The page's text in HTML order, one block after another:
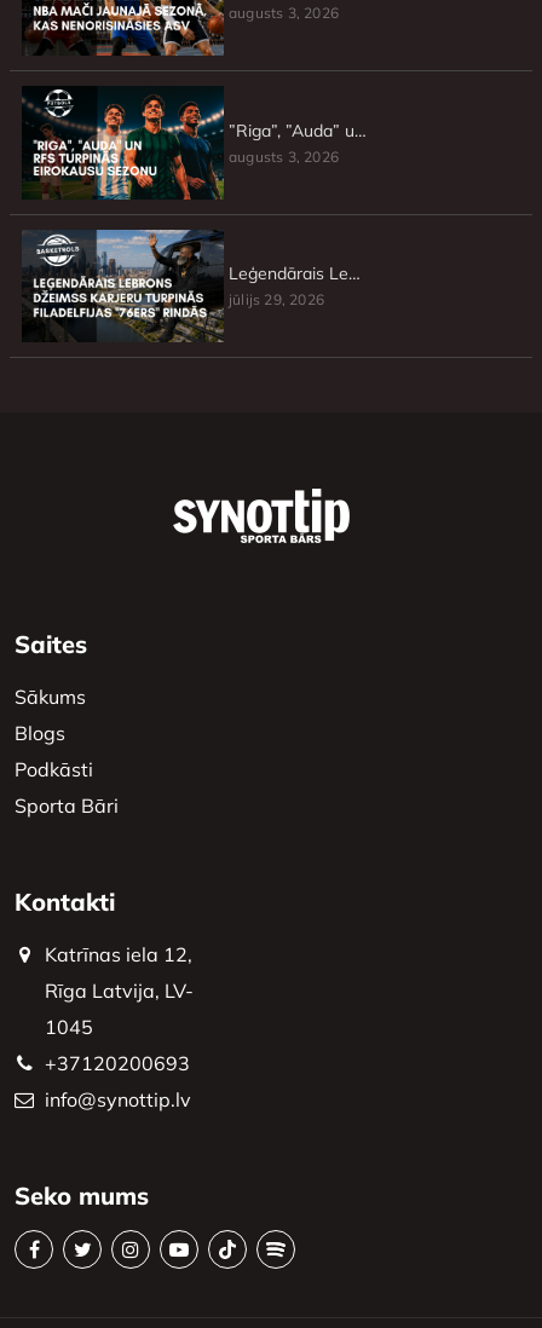
augusts 3, 2026
”Riga”, ”Auda” un RFS turpinās Eirokausu sezonu
augusts 3, 2026
Leģendārais Lebrons Džeimss karjeru turpinās Filadelfijas ”76ers” rindās
jūlijs 29, 2026
Saites
Sākums
Blogs
Podkāsti
Sporta Bāri
Kontakti
Katrīnas iela 12,
Rīga Latvija, LV-
1045
+37120200693
info@synottip.lv
Seko mums